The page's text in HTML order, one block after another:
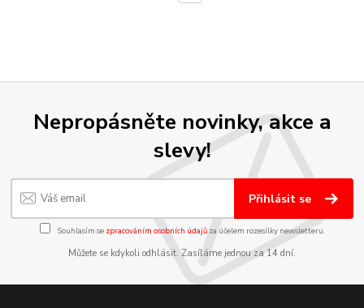
Nepropásněte novinky, akce a
slevy!
Přihlásit se
Souhlasím se zpracováním osobních údajůza účelem rozesílky newsletteru.
Můžete se kdykoli odhlásit. Zasíláme jednou za 14 dní.